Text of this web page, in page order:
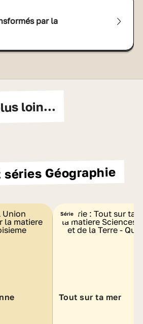
par la
loin...
Géographie
Série
Tout sur ta mer